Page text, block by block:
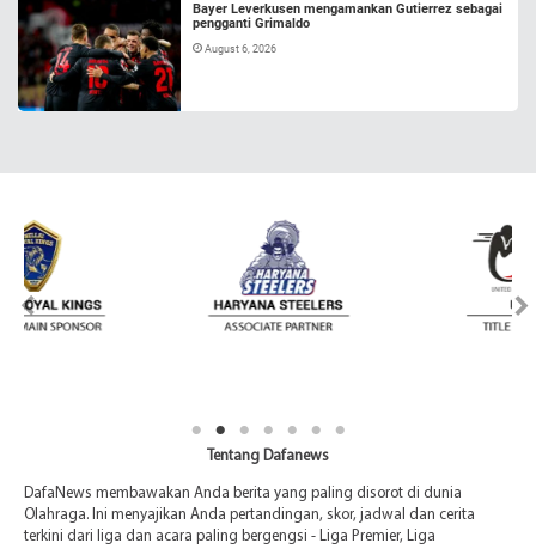
Bayer Leverkusen mengamankan Gutierrez sebagai
pengganti Grimaldo
August 6, 2026
Tentang Dafanews
DafaNews membawakan Anda berita yang paling disorot di dunia
Olahraga. Ini menyajikan Anda pertandingan, skor, jadwal dan cerita
terkini dari liga dan acara paling bergengsi - Liga Premier, Liga